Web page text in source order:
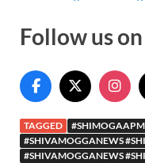
Follow us
TAGGED
#SHIVAMOGGANEWS
#SHIVAMOGGANEWS